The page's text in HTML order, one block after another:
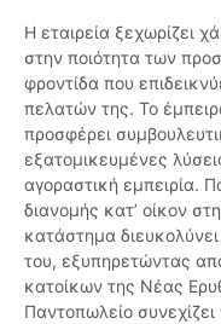
Η εταιρεία ξεχωρίζει
στην ποιότητα των
φροντίδα που
πελατών της. Το
προσφέρει
εξατομικευμένες
αγοραστική εμπειρία.
διανομής κατ’ οίκον
κατάστημα
του, εξυπηρετώντας
κατοίκων της Νέας
Παντοπωλείο